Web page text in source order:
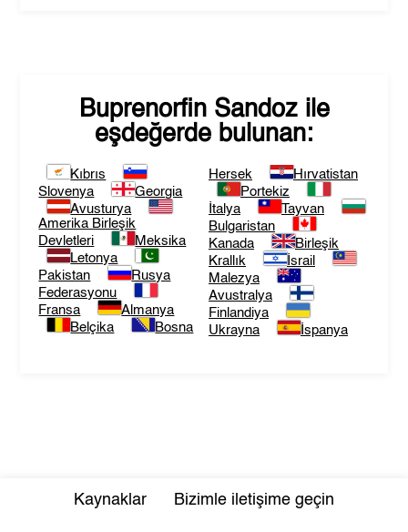
Buprenorfin Sandozile
eşdeğerde bulunan:
Kıbrıs
Slovenya
Georgia
Avusturya
Amerika Birleşik
Devletleri
Meksika
Letonya
Pakistan
Rusya
Federasyonu
Fransa
Almanya
Belçika
Bosna
Hersek
Hırvatistan
Portekiz
İtalya
Tayvan
Bulgaristan
Kanada
Birleşik
Krallık
İsrail
Malezya
Avustralya
Finlandiya
Ukrayna
İspanya
Kaynaklar Bizimle iletişime geçin